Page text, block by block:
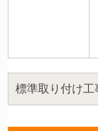
標準取り付け工